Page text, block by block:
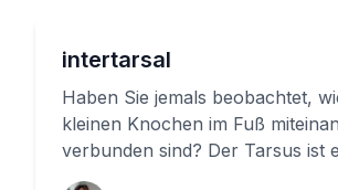
intertarsal
Haben Sie jemals beobachtet,
kleinen Knochen im Fuß
verbunden sind? Der Tarsus ist
wichtiger Abschnitt unseres